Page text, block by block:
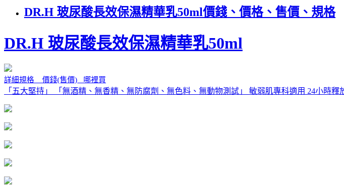
DR.H 玻尿酸長效保濕精華乳50ml價錢、價格、售價、規格
DR.H 玻尿酸長效保濕精華乳50ml
詳細規格 價錢(售價) 哪裡買
「五大堅持」 「無酒精、無香精、無防腐劑、無色料、無動物測試」 敏弱肌專科適用 24小時釋